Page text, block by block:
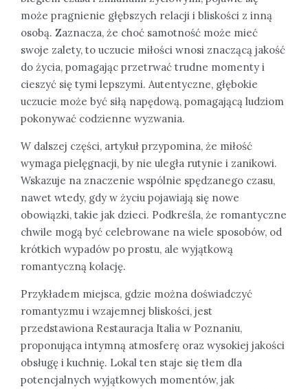
może pragnienie głębszych relacji i bliskości z inną
osobą. Zaznacza, że choć samotność może mieć
swoje zalety, to uczucie miłości wnosi znaczącą jakość
do życia, pomagając przetrwać trudne momenty i
cieszyć się tymi lepszymi. Autentyczne, głębokie
uczucie może być siłą napędową, pomagającą ludziom
pokonywać codzienne wyzwania.
W dalszej części, artykuł przypomina, że miłość
wymaga pielęgnacji, by nie uległa rutynie i zanikowi.
Wskazuje na znaczenie wspólnie spędzanego czasu,
nawet wtedy, gdy w życiu pojawiają się nowe
obowiązki, takie jak dzieci. Podkreśla, że romantyczne
chwile mogą być celebrowane na wiele sposobów, od
krótkich wypadów po prostu, ale wyjątkową
romantyczną kolację.
Przykładem miejsca, gdzie można doświadczyć
romantyzmu i wzajemnej bliskości, jest
przedstawiona Restauracja Italia w Poznaniu,
proponująca intymną atmosferę oraz wysokiej jakości
obsługę i kuchnię. Lokal ten staje się tłem dla
potencjalnych wyjątkowych momentów, jak